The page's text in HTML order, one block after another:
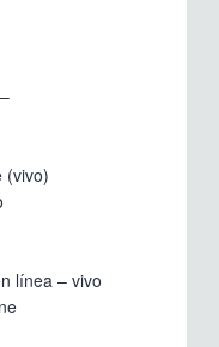
(vivo)
línea – vivo